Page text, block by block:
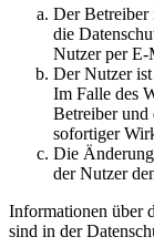
Der Betreiber
die
Nutzer per
Der Nutzer
Im Falle des
Betreiber und
sofortiger
Die
der Nutzer
Informationen über
sind in der